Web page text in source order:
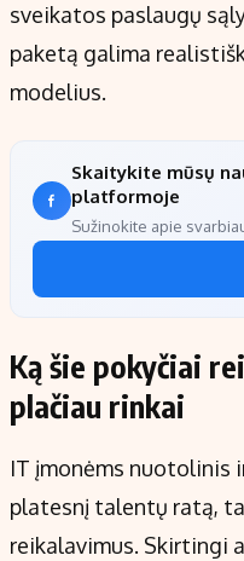
sveikatos paslaugų
paketą galima
modelius.
Skaitykite mūsų
platformoje
Sužinokite apie
Ką šie pokyčiai
plačiau rinkai
IT įmonėms nuotolinis
platesnį talentų ratą,
reikalavimus. Skirtingi